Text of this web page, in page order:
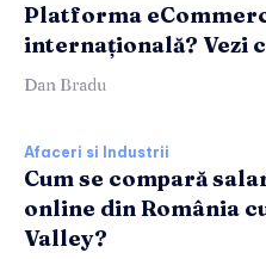
Platforma
internațională? Vezi
Dan Bradu
Afaceri si Industrii
Cum se compară
online din România
Valley?